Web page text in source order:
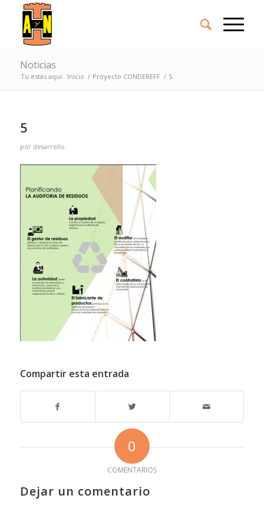
Noticias
Tú estás aquí: Inicio / Proyecto CONDEREFF / 5
5
por desarrollo
Compartir esta entrada
0
COMENTARIOS
Dejar un comentario